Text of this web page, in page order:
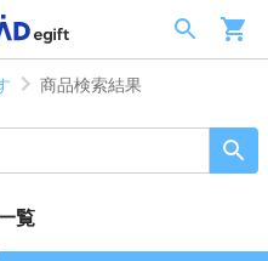
商品検索結果
覧